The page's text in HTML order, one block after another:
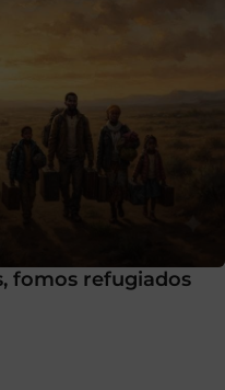
fomos refugiados